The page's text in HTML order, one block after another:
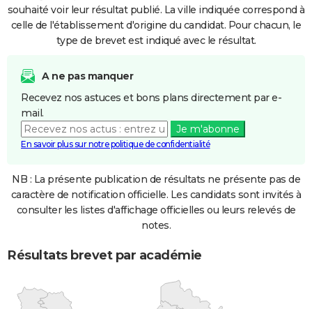
souhaité voir leur résultat publié. La ville indiquée correspond à
celle de l'établissement d'origine du candidat. Pour chacun, le
type de brevet est indiqué avec le résultat.
A ne pas manquer
Recevez nos astuces et bons plans directement par e-
mail.
Je m'abonne
En savoir plus sur notre politique de confidentialité
NB : La présente publication de résultats ne présente pas de
caractère de notification officielle. Les candidats sont invités à
consulter les listes d'affichage officielles ou leurs relevés de
notes.
Résultats brevet par académie